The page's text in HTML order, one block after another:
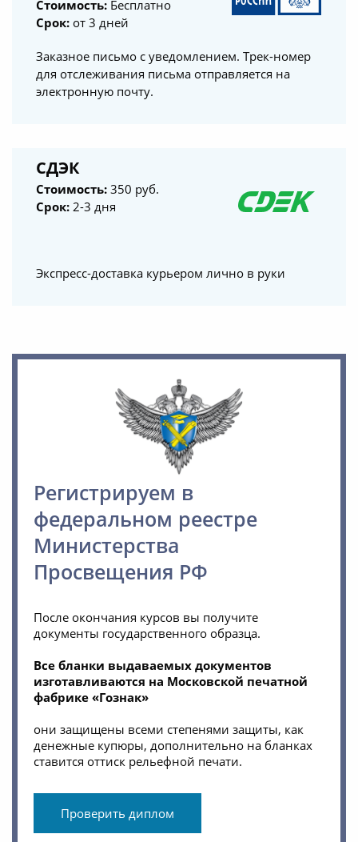
Стоимость: Бесплатно
Срок: от 3 дней
Заказное письмо с уведомлением. Трек-номер
для отслеживания письма отправляется на
электронную почту.
СДЭК
Стоимость: 350 руб.
Срок: 2-3 дня
Экспресс-доставка курьером лично в руки
Регистрируем в
федеральном реестре
Министерства
Просвещения РФ
После окончания курсов вы получите
документы государственного образца.
Все бланки выдаваемых документов
изготавливаются на Московской печатной
фабрике «Гознак»
они защищены всеми степенями защиты, как
денежные купюры, дополнительно на бланках
ставится оттиск рельефной печати.
Проверить диплом